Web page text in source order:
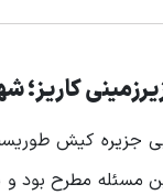
کاریز؛
جزیره کیش
مسئله مطرح بود و